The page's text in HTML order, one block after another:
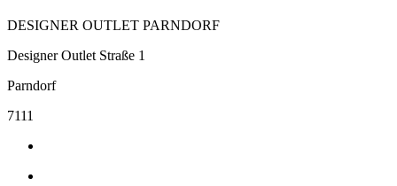
DESIGNER OUTLET PARNDORF
Designer Outlet Straße 1
Parndorf
7111